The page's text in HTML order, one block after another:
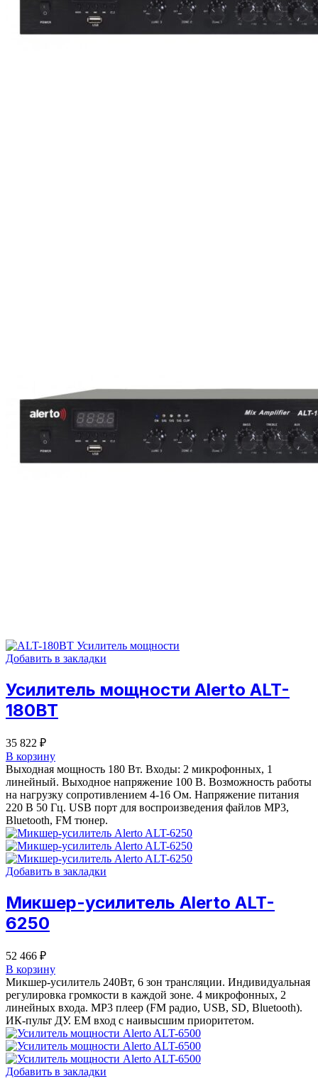
Добавить в закладки
Усилитель мощности Alerto ALT-
180BT
35 822 ₽
В корзину
Выходная мощность 180 Вт. Входы: 2 микрофонных, 1
линейный. Выходное напряжение 100 В. Возможность работы
на нагрузку сопротивлением 4-16 Ом. Напряжение питания
220 В 50 Гц. USB порт для воспроизведения файлов MP3,
Bluetooth, FM тюнер.
Добавить в закладки
Микшер-усилитель Alerto ALT-
6250
52 466 ₽
В корзину
Микшер-усилитель 240Вт, 6 зон трансляции. Индивидуальная
регулировка громкости в каждой зоне. 4 микрофонных, 2
линейных входа. МР3 плеер (FM радио, USB, SD, Bluetooth).
ИК-пульт ДУ. ЕМ вход с наивысшим приоритетом.
Добавить в закладки